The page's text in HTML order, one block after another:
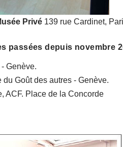
Privé 139 rue Cardinet,
passées depuis novembre
Genève.
Goût des autres - Genève.
ACF. Place de la Concorde